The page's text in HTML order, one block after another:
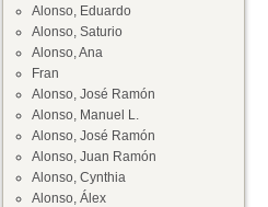
Alonso, Eduardo
Alonso, Saturio
Alonso, Ana
Fran
Alonso, José Ramón
Alonso, Manuel L.
Alonso, José Ramón
Alonso, Juan Ramón
Alonso, Cynthia
Alonso, Álex